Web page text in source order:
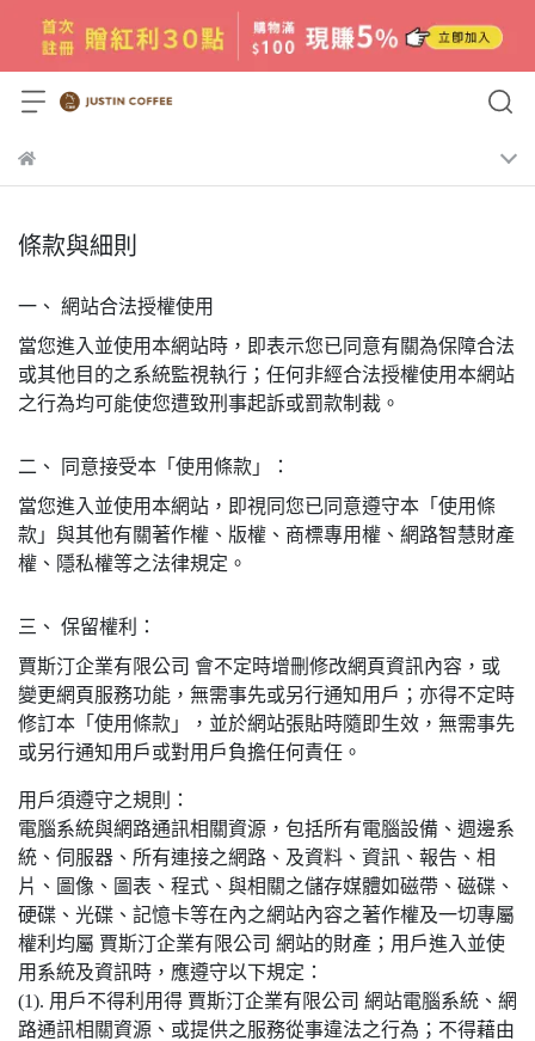
條款與細則
一、 網站合法授權使用
當您進入並使用本網站時，即表示您已同意有關為保障合法
或其他目的之系統監視執行；任何非經合法授權使用本網站
之行為均可能使您遭致刑事起訴或罰款制裁。
二、 同意接受本「使用條款」：
當您進入並使用本網站，即視同您已同意遵守本「使用條
款」與其他有關著作權、版權、商標專用權、網路智慧財產
權、隱私權等之法律規定。
三、 保留權利：
賈斯汀企業有限公司 會不定時增刪修改網頁資訊內容，或
變更網頁服務功能，無需事先或另行通知用戶；亦得不定時
修訂本「使用條款」，並於網站張貼時隨即生效，無需事先
或另行通知用戶或對用戶負擔任何責任。
用戶須遵守之規則：
電腦系統與網路通訊相關資源，包括所有電腦設備、週邊系
統、伺服器、所有連接之網路、及資料、資訊、報告、相
片、圖像、圖表、程式、與相關之儲存媒體如磁帶、磁碟、
硬碟、光碟、記憶卡等在內之網站內容之著作權及一切專屬
權利均屬 賈斯汀企業有限公司 網站的財產；用戶進入並使
用系統及資訊時，應遵守以下規定：
(1). 用戶不得利用得 賈斯汀企業有限公司 網站電腦系統、網
路通訊相關資源、或提供之服務從事違法之行為；不得藉由